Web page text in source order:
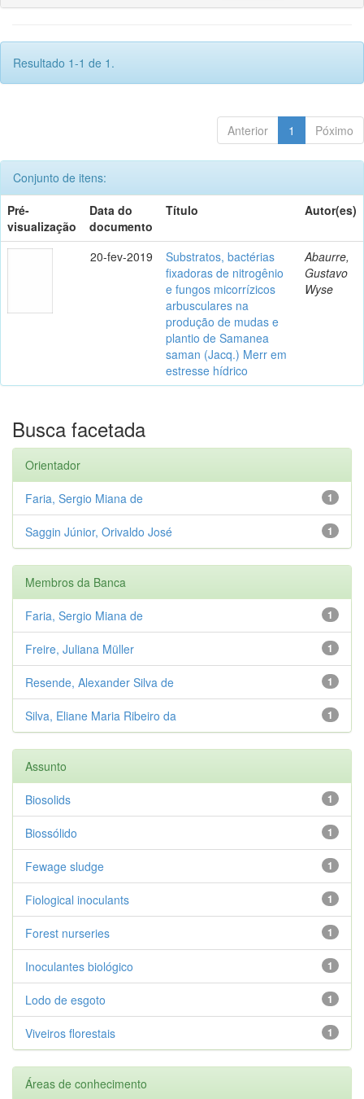
Resultado 1-1 de 1.
Anterior 1 Póximo
Conjunto de itens:
Pré-
visualização
Data do
documento
Título Autor(es)
20-fev-2019
Substratos, bactérias
fixadoras de nitrogênio
e fungos micorrízicos
arbusculares na
produção de mudas e
plantio de Samanea
saman (Jacq.) Merr em
estresse hídrico
Abaurre,
Gustavo
Wyse
Busca facetada
Orientador
1
Faria, Sergio Miana de
1
Saggin Júnior, Orivaldo José
Membros da Banca
1
Faria, Sergio Miana de
1
Freire, Juliana Müller
1
Resende, Alexander Silva de
1
Silva, Eliane Maria Ribeiro da
Assunto
1
Biosolids
1
Biossólido
1
Fewage sludge
1
Fiological inoculants
1
Forest nurseries
1
Inoculantes biológico
1
Lodo de esgoto
1
Viveiros florestais
Áreas de conhecimento